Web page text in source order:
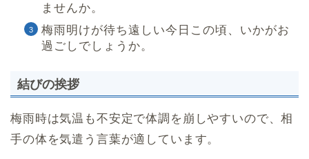
ませんか。
梅雨明けが待ち遠しい今日この頃、いかがお
過ごしでしょうか。
結びの挨拶
梅雨時は気温も不安定で体調を崩しやすいので、相
手の体を気遣う言葉が適しています。